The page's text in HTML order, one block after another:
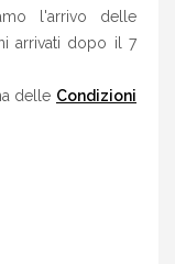
l'arrivo delle
arrivati dopo il 7
delle Condizioni